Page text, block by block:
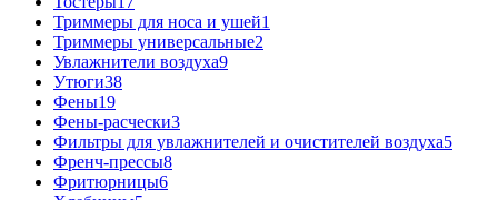
Триммеры для носа и ушей1
Триммеры универсальные2
Увлажнители воздуха9
Утюги38
Фены19
Фены-расчески3
Фильтры для увлажнителей и очистителей воздуха5
Френч-прессы8
Фритюрницы6